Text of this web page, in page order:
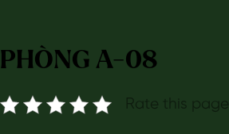
PHÒNG A-08
Rate this page